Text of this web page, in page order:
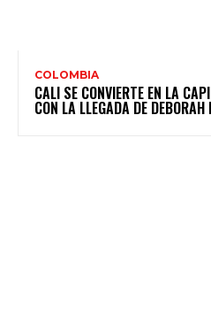
COLOMBIA
CALI SE CONVIERTE EN LA
CON LA LLEGADA DE DEBORAH